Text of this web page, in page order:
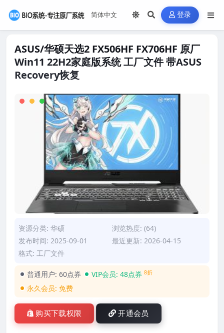
登录
ASUS/华硕天选2 FX506HF FX706HF 原厂
Win11 22H2家庭版系统 工厂文件 带ASUS
Recovery恢复
资源分类: 华硕
浏览热度: (64)
发布时间: 2025-09-01
最近更新: 2026-04-15
格式: 工厂文件
普通用户: 60点券 VIP会员: 48点券 8折
永久会员: 免费
购买下载权限 开通会员